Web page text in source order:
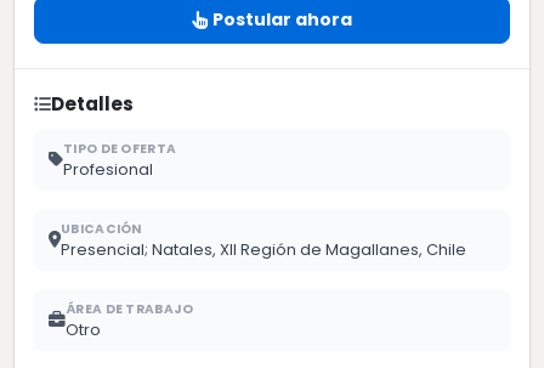
Postular ahora
Detalles
TIPO DE OFERTA
Profesional
UBICACIÓN
Presencial; Natales, XII Región de Magallanes, Chile
ÁREA DE TRABAJO
Otro